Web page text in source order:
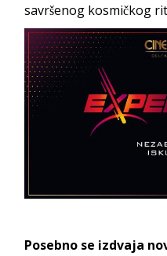
savršenog kosmičkog
Posebno se izdvaja